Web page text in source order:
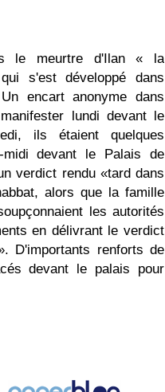
le meurtre d'Ilan « la
s'est développé dans
encart anonyme dans
lundi devant le
ils étaient quelques
devant le Palais de
verdict rendu «tard dans
alors que la famille
les autorités
en délivrant le verdict
D'importants renforts de
devant le palais pour